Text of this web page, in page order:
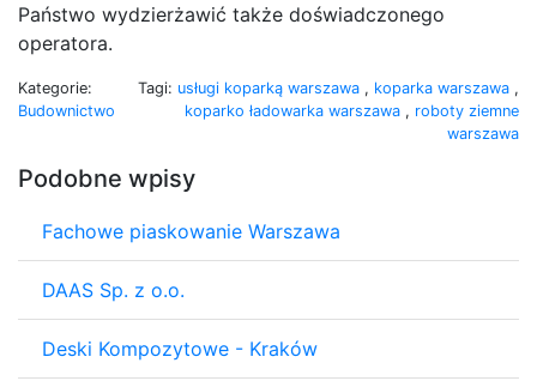
Państwo wydzierżawić także doświadczonego
operatora.
Kategorie:
Budownictwo
Tagi: usługi koparką warszawa , koparka warszawa ,
koparko ładowarka warszawa , roboty ziemne
warszawa
Podobne wpisy
Fachowe piaskowanie Warszawa
DAAS Sp. z o.o.
Deski Kompozytowe - Kraków